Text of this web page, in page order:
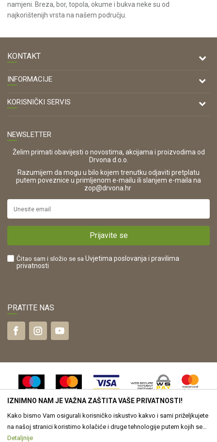
namjeni. Breza, bor, topola, okume i bukva neke su od
najkorištenijh vrsta na našem području.
KONTAKT
DRVONA D.O.O.
Antuna Mihanovića 7,
47000 Karlovac
OIB:
42821181683
16280
https://www.drvona.hr/
POREZNI BROJ:
INFORMACIJE
O nama
KORISNIČKI SERVIS
Zaštita privatnosti i osobnih podataka
Korištenje kolačića
Pravo na odustajanje i jednostrani raskid ugovora
Reklamacije
Plaćanje karticama
Što dobivam registracijom?
NEWSLETTER
Želim primati obavijesti o novostima, akcijama i proizvodima od
Drvona d.o.o.
Razumijem da mogu u bilo kojem trenutku odjaviti pretplatu
putem poveznice u primljenom e-mailu ili slanjem e-maila na
zop@drvona.hr
Prijavite se
Čitao sam i složio se sa Uvjetima poslovanja i pravilima
privatnosti
PRATITE NAS
Nastojimo biti što precizniji u opisu proizvoda, vjernom prikazu slika te
IZNIMNO NAM JE VAŽNA ZAŠTITA VAŠE PRIVATNOSTI!
Kako bismo Vam osigurali korisničko iskustvo kakvo i sami priželjkujete
na našoj stranici koristimo kolačiće i druge tehnologije putem kojih se
obrađuju Vaši osobni podaci. Voditelj obrade Vaših podataka je Drvona
Detaljnije